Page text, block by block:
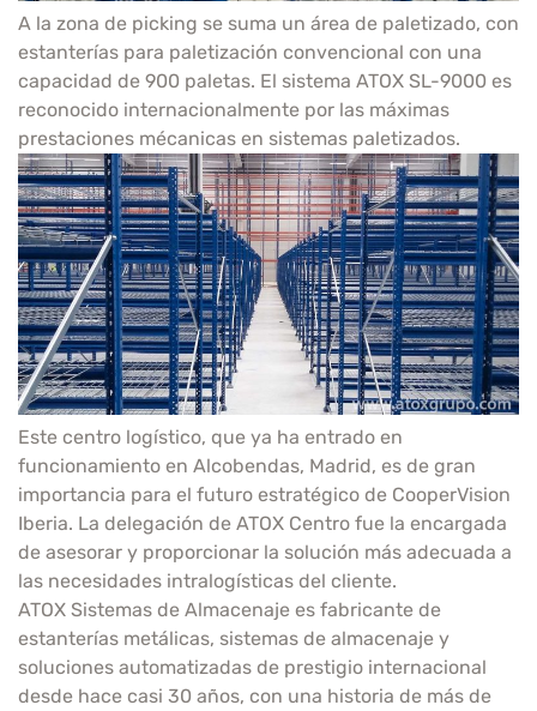
A la zona de picking se suma un área de paletizado, con
estanterías para paletización convencional con una
capacidad de 900 paletas. El sistema ATOX SL-9000 es
reconocido internacionalmente por las máximas
prestaciones mécanicas en sistemas paletizados.
Este centro logístico, que ya ha entrado en
funcionamiento en Alcobendas, Madrid, es de gran
importancia para el futuro estratégico de CooperVision
Iberia. La delegación de ATOX Centro fue la encargada
de asesorar y proporcionar la solución más adecuada a
las necesidades intralogísticas del cliente.
ATOX Sistemas de Almacenaje es fabricante de
estanterías metálicas, sistemas de almacenaje y
soluciones automatizadas de prestigio internacional
desde hace casi 30 años, con una historia de más de